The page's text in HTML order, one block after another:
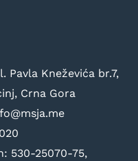
Pavla Kneževića br.7,
Crna Gora
530-25070-75,